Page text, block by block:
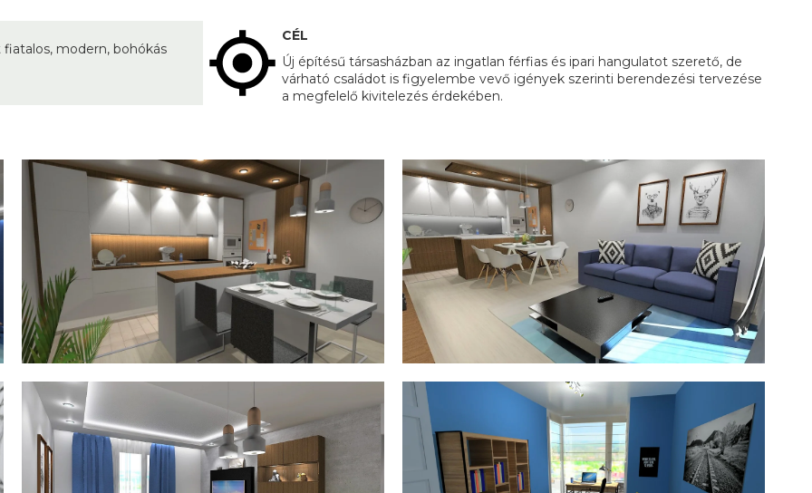
modern, bohókás
CÉL
Új építésű társasházban az ingatlan férfias és ipari hangulatot szerető, de
várható családot is figyelembe vevő igények szerinti berendezési tervezése
a megfelelő kivitelezés érdekében.